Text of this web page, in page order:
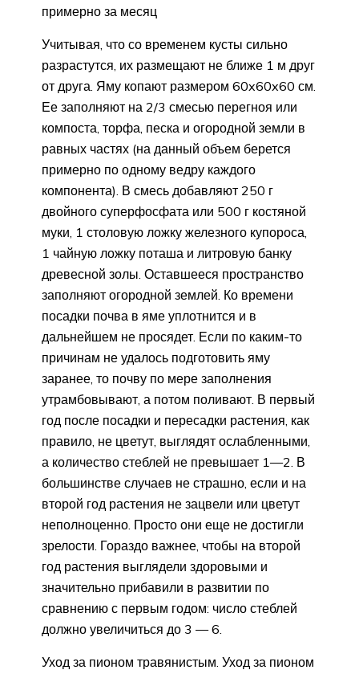
примерно за месяц
Учитывая, что со временем кусты сильно
разрастутся, их размещают не ближе 1 м друг
от друга. Яму копают размером 60x60x60 см.
Ее заполняют на 2/3 смесью перегноя или
компоста, торфа, песка и огородной земли в
равных частях (на данный объем берется
примерно по одному ведру каждого
компонента). В смесь добавляют 250 г
двойного суперфосфата или 500 г костяной
муки, 1 столовую ложку железного купороса,
1 чайную ложку поташа и литровую банку
древесной золы. Оставшееся пространство
заполняют огородной землей. Ко времени
посадки почва в яме уплотнится и в
дальнейшем не просядет. Если по каким-то
причинам не удалось подготовить яму
заранее, то почву по мере заполнения
утрамбовывают, а потом поливают. В первый
год после посадки и пересадки растения, как
правило, не цветут, выглядят ослабленными,
а количество стеблей не превышает 1—2. В
большинстве случаев не страшно, если и на
второй год растения не зацвели или цветут
неполноценно. Просто они еще не достигли
зрелости. Гораздо важнее, чтобы на второй
год растения выглядели здоровыми и
значительно прибавили в развитии по
сравнению с первым годом: число стеблей
должно увеличиться до 3 — 6.
Уход за пионом травянистым. Уход за пионом